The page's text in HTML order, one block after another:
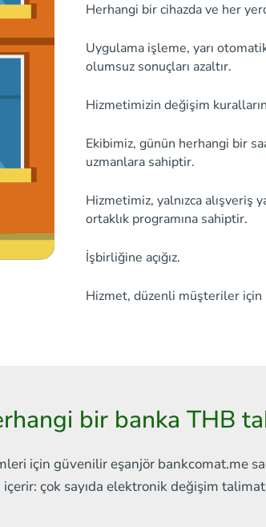
Herhangi bir cihazda ve her
Uygulama işleme, yarı
olumsuz sonuçları azaltır.
Hizmetimizin değişim
Ekibimiz, günün herhangi bir
uzmanlara sahiptir.
Hizmetimiz, yalnızca alışveriş
ortaklık programına sahiptir.
İşbirliğine açığız.
Hizmet, düzenli müşteriler
bir banka THB
için güvenilir eşanjör bankcomat.me
içerir: çok sayıda elektronik değişim